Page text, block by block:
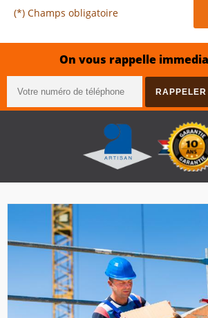
(*) Champs obligatoire
On vous rappelle